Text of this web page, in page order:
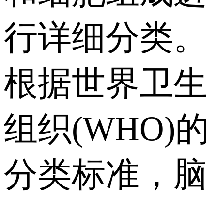
行详细分类。
根据世界卫生
组织(WHO)的
分类标准，脑